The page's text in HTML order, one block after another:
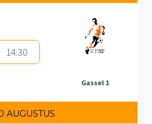
14:30
Gassel 1
AUGUSTUS